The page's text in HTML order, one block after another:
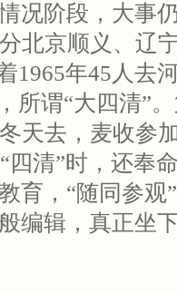
况阶段，大事
北京顺义、辽
1965年45人去
所谓“大四清”
天去，麦收参
四清”时，还奉
育，“随同参
编辑，真正坐